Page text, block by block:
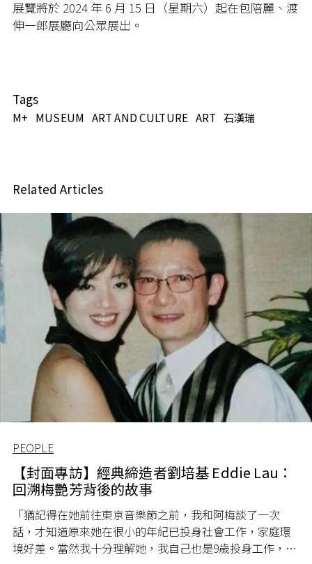
展覽將於 2024 年 6 月 15 日（星期六）起在包陪麗、渡
伸一郎展廳向公眾展出。
Tags
M+ MUSEUM ART AND CULTURE ART 石漢瑞
Related Articles
PEOPLE
【封面專訪】經典締造者劉培基 Eddie Lau：
回溯梅艷芳背後的故事
「猶記得在她前往東京音樂節之前，我和阿梅談了一次
話，才知道原來她在很小的年紀已投身社會工作，家庭環
境好差。當然我十分理解她，我自己也是9歲投身工作，11